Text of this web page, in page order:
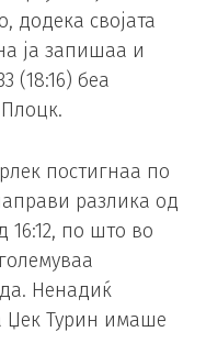
додека својата
ја запишаа и
(18:16) беа
постигнаа по
разлика од
16:12, по што во
Ненадиќ
Џек Турин имаше